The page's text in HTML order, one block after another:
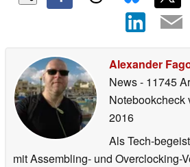
Alexander
News- 11745
Notebookcheck
2016
Als Tech-
mit Assembling- und Overclocking-